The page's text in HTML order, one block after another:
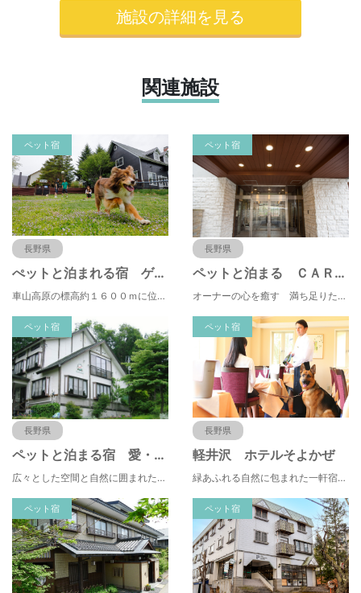
施設の詳細を見る
関連施設
ペット宿
長野県
ぺットと泊まれる宿 ゲストハウス ベルン
車山高原の標高約１６００ｍに位置し、大型犬も寛げる広々とした空間造りが自慢のペンションです。
ペット宿
長野県
ペットと泊まる ＣＡＲＯ ＦＯＲＥＳＴＡ 軽井沢 ＧＩＡＲＤＩＮＯ
オーナーの心を癒す 満ち足りた空間を愛犬と◆軽井沢アウトレットまで車20分◆
ペット宿
長野県
ペットと泊まる宿 愛・カーニ
広々とした空間と自然に囲まれたワンちゃん達といつもいっしょに過ごせるペンション
ペット宿
長野県
軽井沢 ホテルそよかぜ
緑あふれる自然に包まれた一軒宿・ペットと泊まれるホテル【全室レストランもペット可】
ペット宿 ペット宿